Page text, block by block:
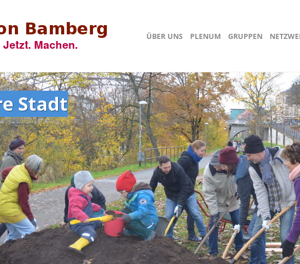
ÜBER UNS PLENUM GRUPPEN
Stadt
der Transition Town Bewegung liegt in Totnes in England.